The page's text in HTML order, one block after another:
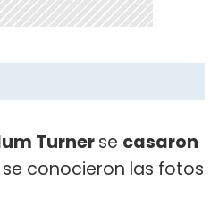
Turnerse casaron
se conocieron las fotos